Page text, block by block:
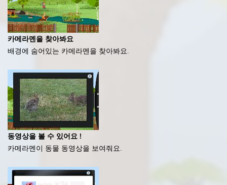
카메라멘을 찾아봐요
배경에 숨어있는 카메라멘을 찾아봐요.
동영상을 볼 수 있어요 !
카메라멘이 동물 동영상을 보여줘요.